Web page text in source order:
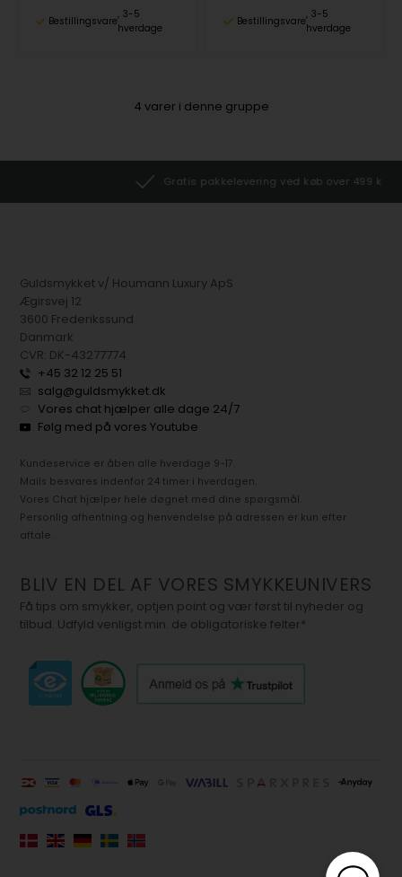
Bestillingsvare
3-5
hverdage
Bestillingsvare
3-5
hverdage
4 varer i denne gruppe
Gratis pakkelevering ved køb over 499 kr.
Guldsmykket v/ Houmann Luxury ApS
Ægirsvej 12
3600 Frederikssund
Danmark
CVR: DK-43277774
+45 32 12 25 51
salg@guldsmykket.dk
Vores chat hjælper alle dage 24/7
Følg med på vores Youtube
Kundeservice er åben alle hverdage 9-17.
Mails besvares indenfor 24 timer i hverdagen.
Vores Chat hjælper hele døgnet med dine spørgsmål.
Personlig afhentning og henvendelse på adressen er kun efter
aftale.
BLIV EN DEL AF VORES SMYKKEUNIVERS
Få tips om smykker, optjen point og vær først til nyheder og
tilbud. Udfyld venligst min. de obligatoriske felter*